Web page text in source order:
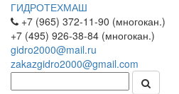
ГИДРОТЕХМАШ
+7 (965) 372-11-90 (многокан.)
+7 (495) 926-38-84 (многокан.)
gidro2000@mail.ru
zakazgidro2000@gmail.com